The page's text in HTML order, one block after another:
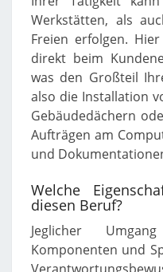
Werkstätten, als
Freien erfolgen.
direkt beim
was den Großteil
also die Installation
Gebäudedächern
Aufträgen am
und
Welche
diesen Beruf?
Jeglicher
Komponenten und